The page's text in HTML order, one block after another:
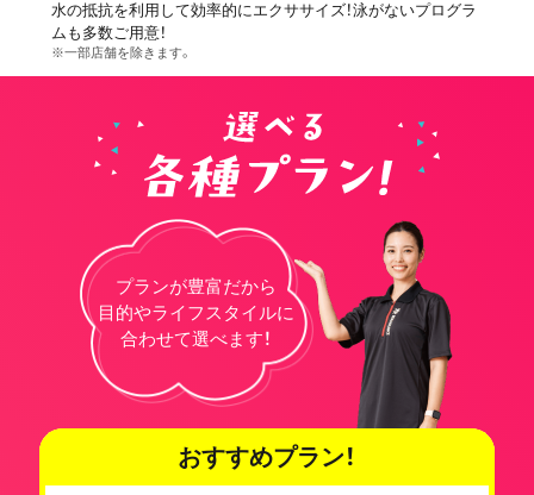
水の抵抗を利用して効率的にエクササイズ！泳がないプログラ
ムも多数ご用意！
※一部店舗を除きます。
プランが豊富だから
目的やライフスタイルに
合わせて選べます！
おすすめプラン！